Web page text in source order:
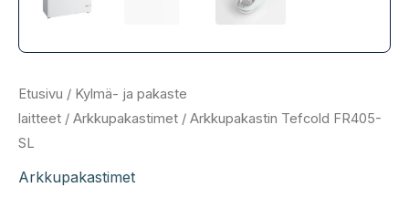
Etusivu / Kylmä- ja pakaste
laitteet / Arkkupakastimet / Arkkupakastin Tefcold FR405-
SL
Arkkupakastimet